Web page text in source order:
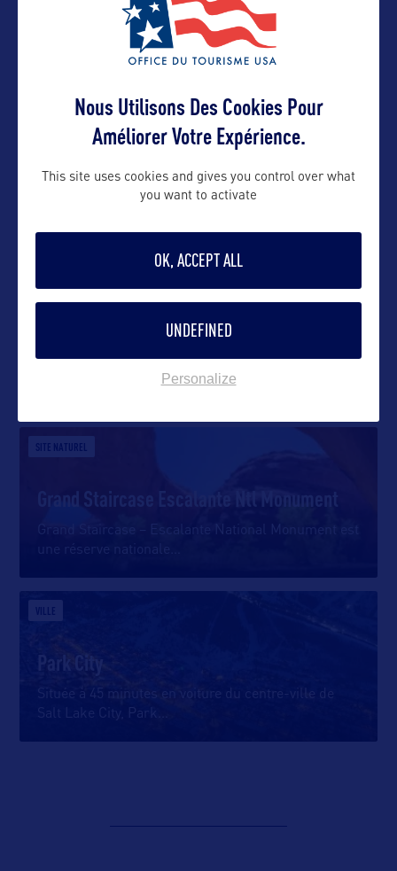
Fishlake National Forest
belles forêts de trembles…
SITE NATUREL
Grand Staircase Escalante Ntl Monument
Grand Staircase – Escalante National Monument est
une réserve nationale
VILLE
Située à 45 minutes en voiture du centre-ville de
Salt Lake City, Park
Nous Utilisons Des Cookies Pour
Améliorer Votre Expérience.
This site uses cookies and gives you control over what
you want to activate
OK, ACCEPT ALL
UNDEFINED
Personalize